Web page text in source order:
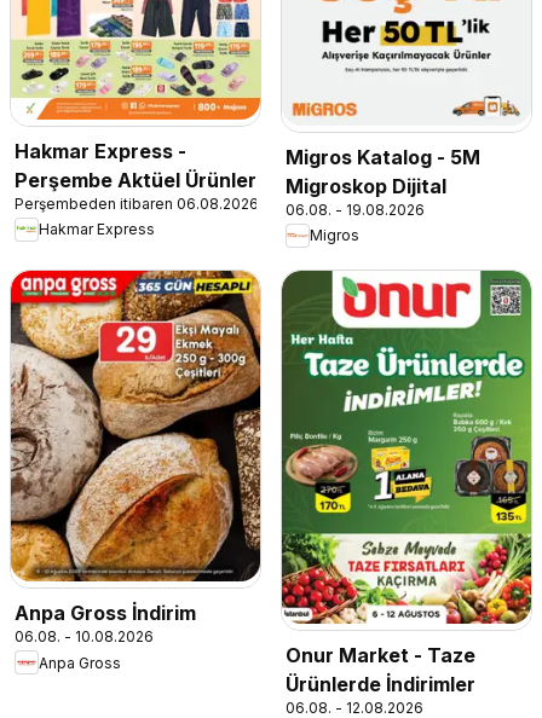
Hakmar Express -
Perşembe Aktüel Ürünler
Perşembeden itibaren 06.08.2026
Hakmar Express
Migros Katalog - 5M
Migroskop Dijital
06.08. - 19.08.2026
Migros
Anpa Gross İndirim
06.08. - 10.08.2026
Anpa Gross
Onur Market - Taze
Ürünlerde İndirimler
06.08. - 12.08.2026